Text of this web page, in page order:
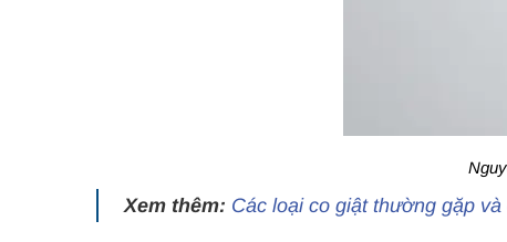
Xem thêm: Các loại co giật thường gặp